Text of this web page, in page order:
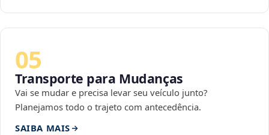
05
Transporte para Mudanças
Vai se mudar e precisa levar seu veículo junto?
Planejamos todo o trajeto com antecedência.
SAIBA MAIS